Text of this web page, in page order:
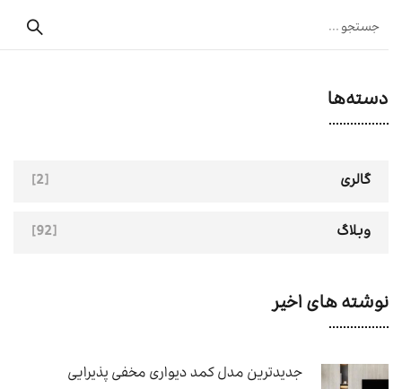
دسته‌ها
گالری [2]
وبلاگ [92]
نوشته های اخیر
جدیدترین مدل کمد دیواری مخفی پذیرایی